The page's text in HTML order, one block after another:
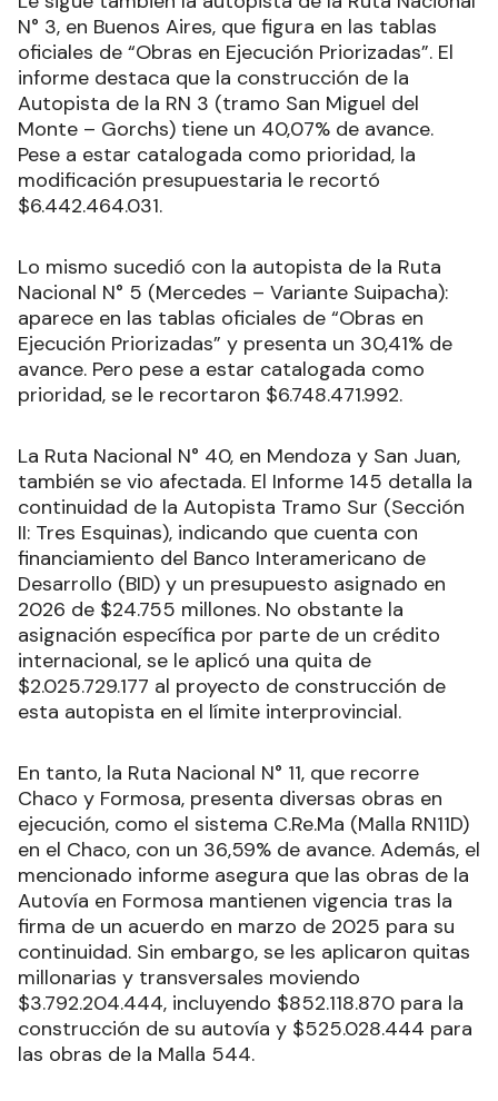
N° 3, en Buenos Aires, que figura en las tablas
oficiales de “Obras en Ejecución Priorizadas”. El
informe destaca que la construcción de la
Autopista de la RN 3 (tramo San Miguel del
Monte – Gorchs) tiene un 40,07% de avance.
Pese a estar catalogada como prioridad, la
modificación presupuestaria le recortó
$6.442.464.031.
Lo mismo sucedió con la autopista de la Ruta
Nacional N° 5 (Mercedes – Variante Suipacha):
aparece en las tablas oficiales de “Obras en
Ejecución Priorizadas” y presenta un 30,41% de
avance. Pero pese a estar catalogada como
prioridad, se le recortaron $6.748.471.992.
La Ruta Nacional N° 40, en Mendoza y San Juan,
también se vio afectada. El Informe 145 detalla la
continuidad de la Autopista Tramo Sur (Sección
II: Tres Esquinas), indicando que cuenta con
financiamiento del Banco Interamericano de
Desarrollo (BID) y un presupuesto asignado en
2026 de $24.755 millones. No obstante la
asignación específica por parte de un crédito
internacional, se le aplicó una quita de
$2.025.729.177 al proyecto de construcción de
esta autopista en el límite interprovincial.
En tanto, la Ruta Nacional N° 11, que recorre
Chaco y Formosa, presenta diversas obras en
ejecución, como el sistema C.Re.Ma (Malla RN11D)
en el Chaco, con un 36,59% de avance. Además, el
mencionado informe asegura que las obras de la
Autovía en Formosa mantienen vigencia tras la
firma de un acuerdo en marzo de 2025 para su
continuidad. Sin embargo, se les aplicaron quitas
millonarias y transversales moviendo
$3.792.204.444, incluyendo $852.118.870 para la
construcción de su autovía y $525.028.444 para
las obras de la Malla 544.